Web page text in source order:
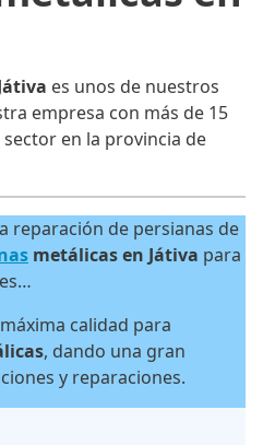
es unos de nuestros
empresa con más de 15
en la provincia de
reparación de persianas de
metálicas en Játiva para
calidad para
, dando una gran
y reparaciones.